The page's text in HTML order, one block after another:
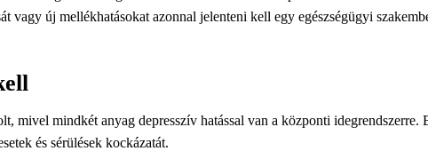
új mellékhatásokat azonnal jelenteni kell egy egészségügyi
mivel mindkét anyag depresszív hatással van a központi idegrendszerre.
és sérülések kockázatát.